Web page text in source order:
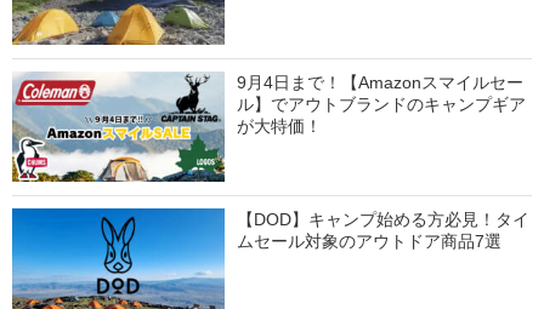
9月4日まで！【Amazonスマイルセー
ル】でアウトブランドのキャンプギア
が大特価！
【DOD】キャンプ始める方必見！タイ
ムセール対象のアウトドア商品7選